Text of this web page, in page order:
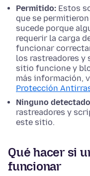
Permitido: Estos
que se
sucede porque
requerir la carga
funcionar
los rastreadores y
sitio funcione y
más información,
Protección
Ninguno
rastreadores y
este sitio.
Qué hacer si
funcionar